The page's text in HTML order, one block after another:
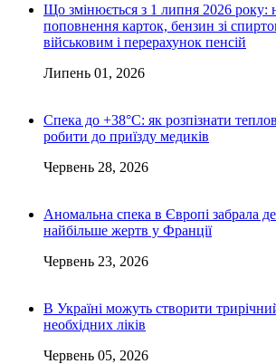
Що змінюється з 1 липня 2026 року:
поповнення карток, бензин зі
військовим і перерахунок пенсій
Липень 01, 2026
Спека до +38°C: як розпізнати
робити до приїзду медиків
Червень 28, 2026
Аномальна спека в Європі забрала
найбільше жертв у Франції
Червень 23, 2026
В Україні можуть створити
необхідних ліків
Червень 05, 2026